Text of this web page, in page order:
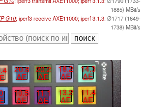
1885) MBit/s
G10; iperf3 receive AXE11000; iperf 3.1.3:Ø1717 (1649-
1738) MBit/s
20.8
∆E
20.2
∆E
18.2
∆E
14.3
∆E
10.5
∆E
11.1
∆E
13.2
∆E
11.4
∆E